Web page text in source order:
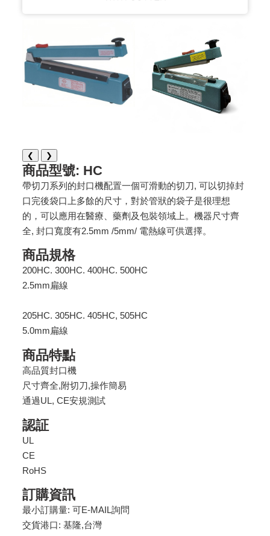
❮ ❯
商品型號: HC
帶切刀系列的封口機配置一個可滑動的切刀, 可以切掉封
口完後袋口上多餘的尺寸，對於管狀的袋子是很理想
的，可以應用在醫療、藥劑及包裝領域上。機器尺寸齊
全, 封口寬度有2.5mm /5mm/ 電熱線可供選擇。
商品規格
200HC. 300HC. 400HC. 500HC
2.5mm扁線
205HC. 305HC. 405HC, 505HC
5.0mm扁線
商品特點
高品質封口機
尺寸齊全,附切刀,操作簡易
通過UL, CE安規測試
認証
UL
CE
RoHS
訂購資訊
最小訂購量: 可E-MAIL詢問
交貨港口: 基隆,台灣